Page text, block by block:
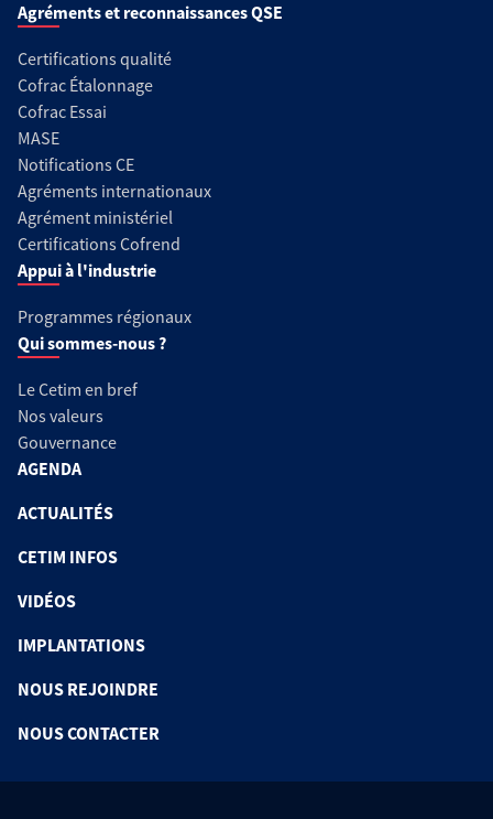
Agréments et reconnaissances QSE
Certifications qualité
Cofrac Étalonnage
Cofrac Essai
MASE
Notifications CE
Agréments internationaux
Agrément ministériel
Certifications Cofrend
Appui à l'industrie
Programmes régionaux
Qui sommes-nous ?
Le Cetim en bref
Nos valeurs
Gouvernance
AGENDA
ACTUALITÉS
CETIM INFOS
VIDÉOS
IMPLANTATIONS
NOUS REJOINDRE
NOUS CONTACTER